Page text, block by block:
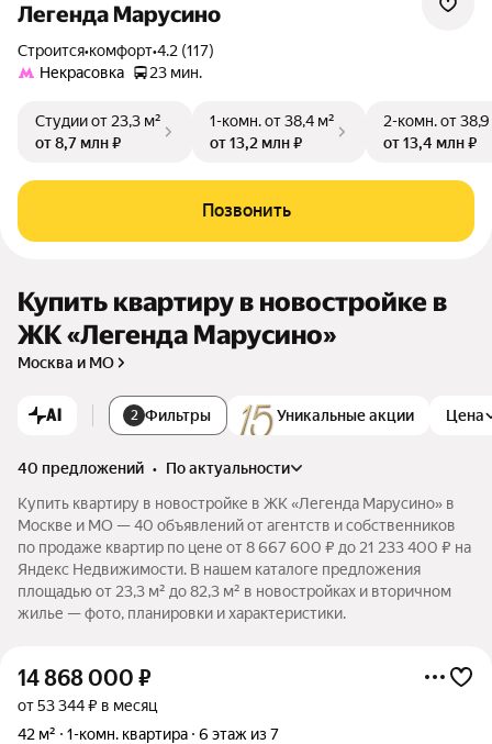
Легенда Марусино
Строится•комфорт•4.2 (117)
Некрасовка
23 мин.
Студииот 23,3 м²
от 8,7 млн ₽
1-комн.от 38,4 м²
от 13,2 млн ₽
2-комн.от
от 13,4 млн ₽
Позвонить
Купить квартиру в новостройке в
ЖК «Легенда Марусино»
Москва и МО
AI 2 Фильтры Уникальные акции Цена
40 предложений •
по актуальности
Купить квартиру в новостройке в ЖК «Легенда Марусино» в
Москве и МО — 40 объявлений от агентств и собственников
по продаже квартир по цене от 8 667 600 ₽ до 21 233 400 ₽ на
Яндекс Недвижимости. В нашем каталоге предложения
площадью от 23,3 м² до 82,3 м² в новостройках и вторичном
жилье — фото, планировки и характеристики.
14 868 000 ₽
от 53 344 ₽ в месяц
42 м²
1-комн. квартира 6 этаж из 7